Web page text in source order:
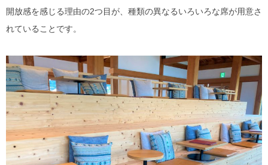
開放感を感じる理由の2つ目が、種類の異なるいろいろな席が用意さ
れていることです。